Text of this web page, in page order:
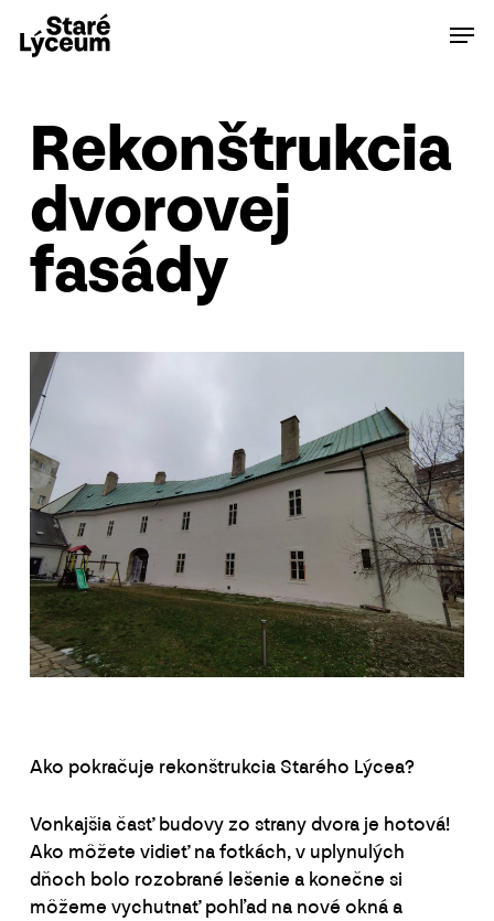
Rekonštrukcia
dvorovej
fasády
Ako pokračuje rekonštrukcia Starého Lýcea?
Vonkajšia časť budovy zo strany dvora je hotová!
Ako môžete vidieť na fotkách, v uplynulých
dňoch bolo rozobrané lešenie a konečne si
môžeme vychutnať pohľad na nové okná a